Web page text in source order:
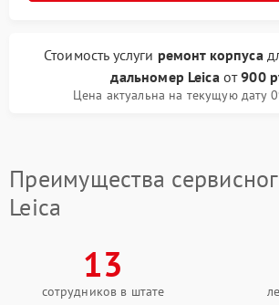
Стоимость услуги ремонт корпуса
дальномер Leicaот900
Цена актуальна на текущую дату
Преимущества
Leica
13
сотрудников в штате